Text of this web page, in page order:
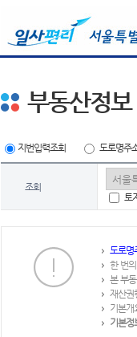
부동산정
지번입력조회 도로명주
조회
토
도로명
한 번
본 부
재산권
기본개
기본정